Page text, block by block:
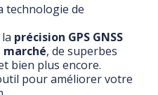
technologie de
précision GPS GNSS
marché, de superbes
bien plus encore.
pour améliorer votre